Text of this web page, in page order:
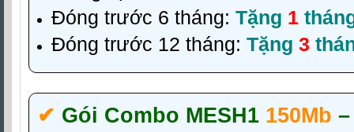
Đóng trước 6 tháng: Tặng 1
Đóng trước 12 tháng: Tặng 3
✔‎ Gói Combo MESH1 150Mb –